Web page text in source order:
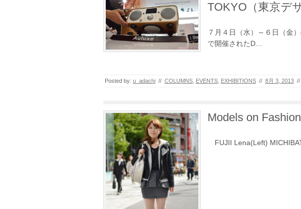
TOKYO（東京デ
７月４日（水）～６日（金
で開催されたD…
Posted by: u_adachi // COLUMNS EVENTS EXHIBITIONS // 8月 3, 2013 //
Models on
FUJII Lena(Left)